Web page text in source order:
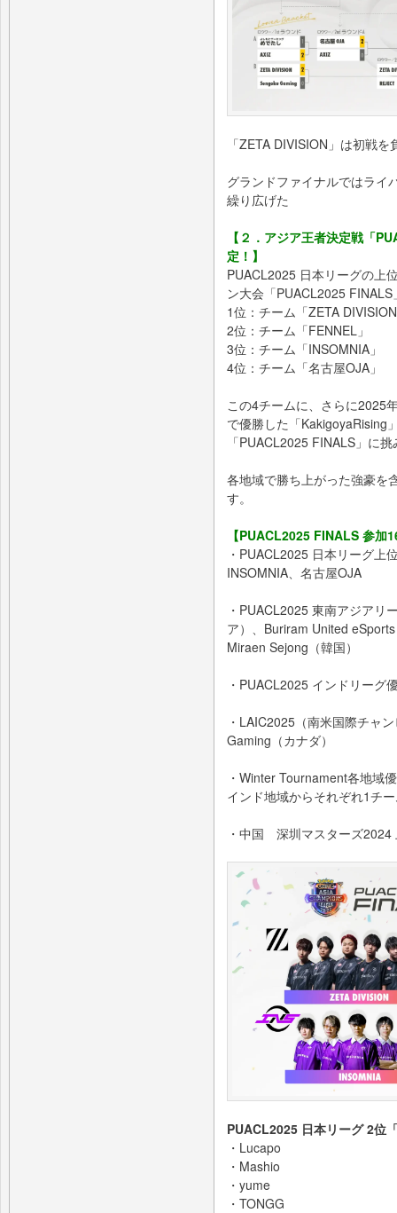
「ZETA DIVISION」は初戦
グランドファイナルではライ
繰り広げた
【２．アジア王者決定戦「
定！】
PUACL2025 日本リーグの上
ン大会「PUACL2025
1位：チーム「ZETA
2位：チーム「FENNEL」
3位：チーム「INSOMNIA」
4位：チーム「名古屋OJA」
この4チームに、さらに2025
で優勝した「KakigoyaRising
「PUACL2025 FINALS」に
各地域で勝ち上がった強豪を
す。
【PUACL2025 FINALS 参加
・PUACL2025 日本リーグ上
INSOMNIA、名古屋OJA
・PUACL2025 東南アジアリ
ア）、Buriram United
Miraen Sejong（韓国）
・PUACL2025 インドリーグ
・LAIC2025（南米国際チャ
Gaming（カナダ）
・Winter Tournament各地域
インド地域からそれぞれ1チ
・中国 深圳マスターズ2024
PUACL2025 日本リーグ 2位
・Lucapo
・Mashio
・yume
・TONGG